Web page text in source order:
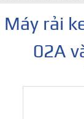
Máy rải
02A